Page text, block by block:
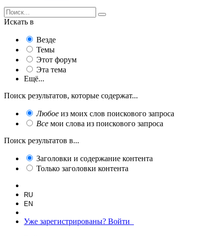
Искать в
Везде
Темы
Этот форум
Эта тема
Ещё...
Поиск результатов, которые содержат...
Любое из моих слов поискового запроса
Все мои слова из поискового запроса
Поиск результатов в...
Заголовки и содержание контента
Только заголовки контента
RU
EN
Уже зарегистрированы? Войти